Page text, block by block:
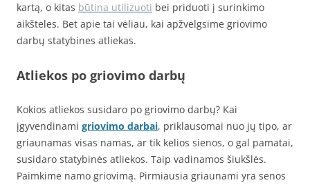
kartą, o kitas būtina utilizuoti bei priduoti į surinkimo
aikšteles. Bet apie tai vėliau, kai apžvelgsime griovimo
darbų statybines atliekas.
Atliekos po griovimo darbų
Kokios atliekos susidaro po griovimo darbų? Kai
įgyvendinami griovimo darbai, priklausomai nuo jų tipo, ar
griaunamas visas namas, ar tik kelios sienos, o gal pamatai,
susidaro statybinės atliekos. Taip vadinamos šiukšlės.
Paimkime namo griovimą. Pirmiausia griaunami yra senos